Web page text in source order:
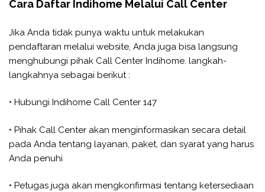
Cara Daftar Indihome Melalui Call Center
Jika Anda tidak punya waktu untuk melakukan
pendaftaran melalui website, Anda juga bisa langsung
menghubungi pihak Call Center Indihome. langkah-
langkahnya sebagai berikut :
• Hubungi Indihome Call Center 147
• Pihak Call Center akan menginformasikan secara detail
pada Anda tentang layanan, paket, dan syarat yang harus
Anda penuhi
• Petugas juga akan mengkonfirmasi tentang ketersediaan